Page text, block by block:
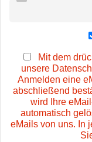
Mit dem
unsere
Anmelden eine
abschließend
wird Ihre
automatisch
eMails von uns. In